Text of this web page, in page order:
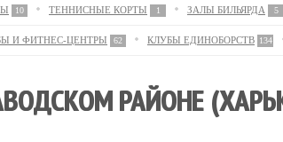
10 ТЕННИСНЫЕ КОРТЫ 1 ЗАЛЫ БИЛЬЯРДА 5
И ФИТНЕС-ЦЕНТРЫ 62 КЛУБЫ ЕДИНОБОРСТВ 134
РАЙОНЕ